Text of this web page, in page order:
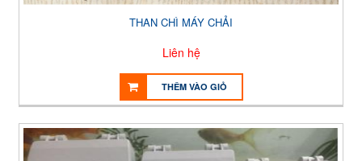
THAN CHÌ MÁY CHẢI
Liên hệ
THÊM VÀO GIỎ